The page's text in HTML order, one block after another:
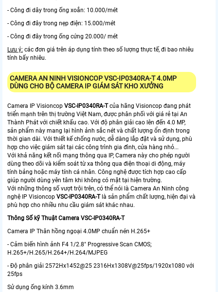
- Công đi dây trong ống xoắn: 10.000/mét
- Công đi đây trong nẹp điện: 15.000/mét
- Công đi đây trong ống cứng 20.000/ mét
Lưu ý: các đơn giá trên áp dụng tính theo số lượng thực tế, đi bao nhiêu
tính bấy nhiêu.
CAMERA AN NINH VISIONCOPVSC-IP0340RA-T4.0MP
DÙNG CHO BỘ CAMERA IP GIÁM SÁT KHO XƯỞNG
Camera IP Visioncop VSC-IP0340RA-Tcủa hãng Visioncop đang phát
triển mạnh trên thị trường Việt Nam, được phân phối với giá rẻ tại An
Thành Phát với chiết khấu cao. Với độ phân giải cao lên đến 4.0 MP,
sản phẩm này mang lại hình ảnh sắc nét và chất lượng ổn định trong
thời gian dài. Với thiết kế chống nước, dễ dàng lắp đặt và sử dụng, phù
hợp cho việc giám sát tại các công trình gia đình, cửa hàng nhỏ...
Với khả năng kết nối mạng thông qua IP, Camera này cho phép người
dùng theo dõi và kiểm soát từ xa thông qua điện thoại di động, máy
tính bảng hoặc máy tính cá nhân. Công nghệ được tích hợp cao cấp
giúp người dùng yên tâm khi không có mặt tại hiện trường.
Với những thông số vượt trội trên, có thể nói là Camera An Ninh công
nghệ IP Visioncop VSC-IP0340RA-Tlà sản phẩm chất lượng, hiện đại và
phù hợp cho nhiều nhu cầu giám sát khác nhau.
Thông Số kỹ Thuật Camera VSC-IP0340RA-T
Camera IP Thân hồng ngoại 4.0MP chuẩn nén H.265+
- Cảm biến hình ảnh F4 1/2.8" Progressive Scan CMOS;
H.265+/H.265/H.264+/H.264/MJPEG
- Độ phân giải 2572Hx1452@25 2316Hx1308V@25fps/1920x1080 với
25fps
Sử dụng ống kính 3.6mm